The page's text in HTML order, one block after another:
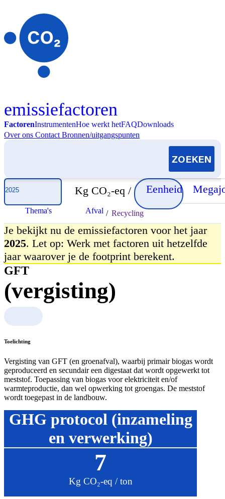
emissiefactoren
FactorenInstrumentenHoe werkt hetFAQDownloads
Over ons Contact Bronnen/uitgangspunten
Selecteer jaar
Kg CO₂-eq / Eenheid
Thema's Afval / Recycling
Je bekijkt nu de emissiefactoren voor het jaar
2025. Let op: Werk met factoren uit hetzelfde
jaar waarover je de footprint berekent.
GFT
(vergisting)
Toelichting
Vergisting van GFT (en groenafval), waarbij primair biogas wordt
geproduceerd en secundair een digestaat dat wordt opgewerkt tot
meststof. Toepassing van biogas voor elektriciteit en/of
warmteproductie, dan wel opwerking tot groengas. De meststof
wordt toegepast in de landbouw.
GHG protocol (inzameling
en verwerking)
7
Kg CO₂-eq / ton